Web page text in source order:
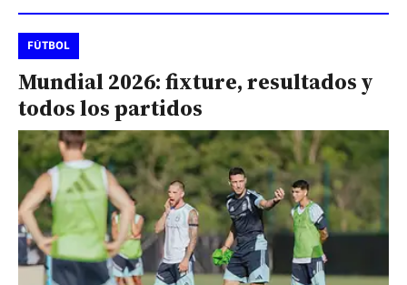
FÚTBOL
Mundial 2026: fixture, resultados y
todos los partidos